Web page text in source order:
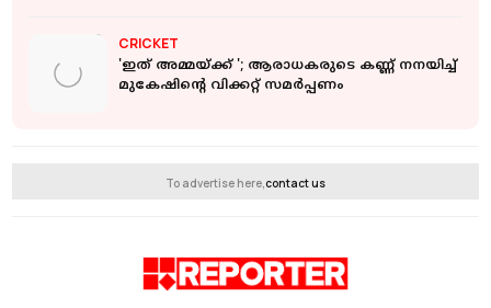
CRICKET
'ഇത് അമ്മയ്ക്ക് '; ആരാധകരുടെ കണ്ണ് നനയിച്ച്
മുകേഷിന്റെ വിക്കറ്റ് സമർപ്പണം
To advertise here,contact us